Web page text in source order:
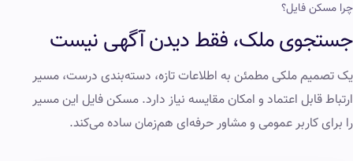
چرا مسکن فایل؟
جستجوی ملک، فقط دیدن آگهی نیست
یک تصمیم ملکی مطمئن به اطلاعات تازه، دسته‌بندی درست، مسیر
ارتباط قابل اعتماد و امکان مقایسه نیاز دارد. مسکن فایل این مسیر
را برای کاربر عمومی و مشاور حرفه‌ای هم‌زمان ساده می‌کند.